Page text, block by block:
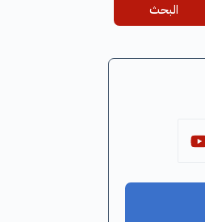
البحث